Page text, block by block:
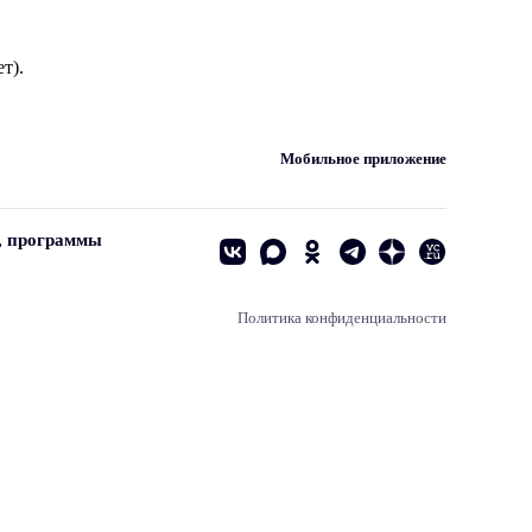
Мобильное приложение
программы
Политика конфиденциальности